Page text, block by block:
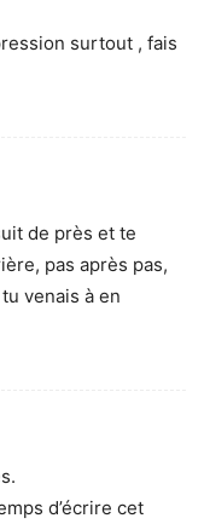
surtout , fais
de près et te
pas après pas,
venais à en
d’écrire cet